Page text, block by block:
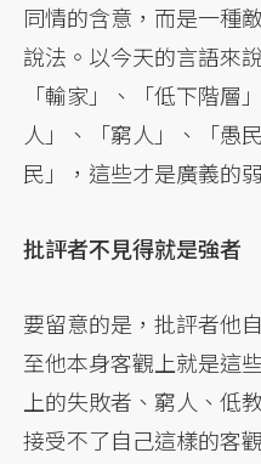
同情的含意，而是一種
說法。以今天的言語來
「輸家」、「低下階層
人」、「窮人」、「愚
民」，這些才是廣義的
批評者不見得就是強者
要留意的是，批評者他
至他本身客觀上就是這
上的失敗者、窮人、低
接受不了自己這樣的客